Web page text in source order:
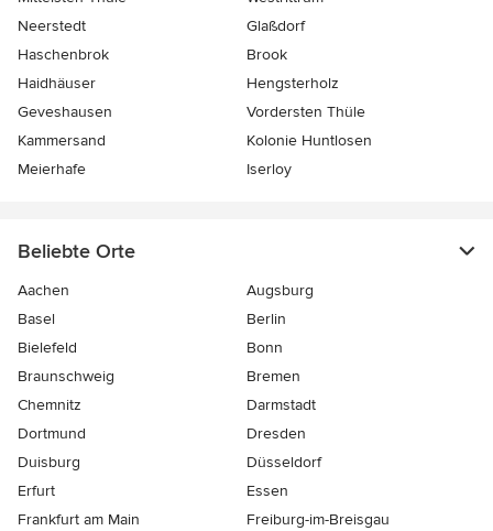
Neerstedt
Glaßdorf
Haschenbrok
Brook
Haidhäuser
Hengsterholz
Geveshausen
Vordersten Thüle
Kammersand
Kolonie Huntlosen
Meierhafe
Iserloy
Beliebte Orte
Aachen
Augsburg
Basel
Berlin
Bielefeld
Bonn
Braunschweig
Bremen
Chemnitz
Darmstadt
Dortmund
Dresden
Duisburg
Düsseldorf
Erfurt
Essen
Frankfurt am Main
Freiburg-im-Breisgau